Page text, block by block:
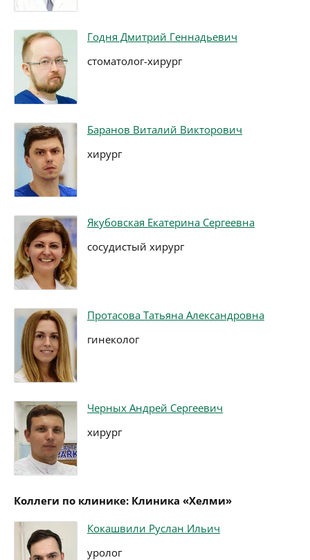
Годня Дмитрий Геннадьевич
стоматолог-хирург
Баранов Виталий Викторович
хирург
Якубовская Екатерина Сергеевна
сосудистый хирург
Протасова Татьяна Александровна
гинеколог
Черных Андрей Сергеевич
хирург
Коллеги по клинике: Клиника «Хелми»
Кокашвили Руслан Ильич
уролог